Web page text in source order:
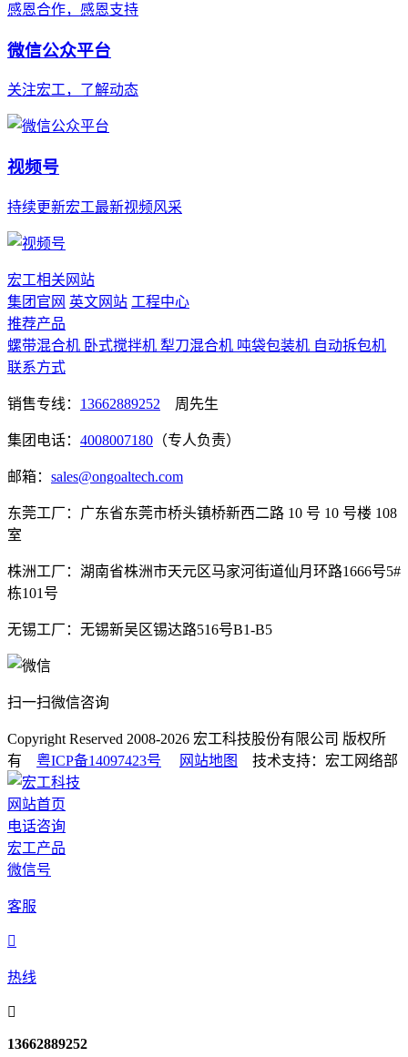
感恩合作，感恩支持
微信公众平台
关注宏工，了解动态
视频号
持续更新宏工最新视频风采
宏工相关网站
集团官网 英文网站 工程中心
推荐产品
螺带混合机 卧式搅拌机 犁刀混合机 吨袋包装机 自动拆包机
联系方式
销售专线： 13662889252 周先生
集团电话： 4008007180 （专人负责）
邮箱： sales@ongoaltech.com
东莞工厂：广东省东莞市桥头镇桥新西二路 10 号 10 号楼 108
室
株洲工厂：湖南省株洲市天元区马家河街道仙月环路1666号5#
栋101号
无锡工厂：无锡新吴区锡达路516号B1-B5
扫一扫微信咨询
Copyright Reserved 2008-2026 宏工科技股份有限公司 版权所
有 粤ICP备14097423号 网站地图 技术支持：宏工网络部
网站首页
电话咨询
宏工产品
微信号
客服

热线

13662889252